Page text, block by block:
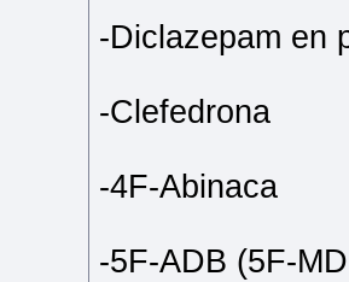
-Diclazepam en
-Clefedrona
-4F-Abinaca
-5F-ADB (5F-